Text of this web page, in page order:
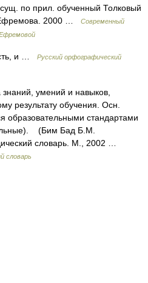
по прил. обученный Толковый
2000 …
Современный
и …
Русский орфографический
умений и навыков,
результату обучения. Осн.
образовательными стандартами
(Бим Бад Б.М.
словарь. М., 2002 …
словарь